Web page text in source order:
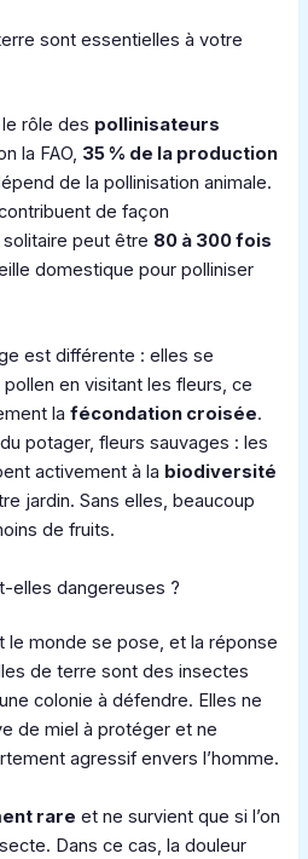
sont essentielles à votre
rôle des pollinisateurs
la FAO, 35 % de la production
de la pollinisation animale.
de façon
peut être 80 à 300 fois
domestique pour polliniser
est différente : elles se
en visitant les fleurs, ce
lafécondation croisée.
potager, fleurs sauvages : les
activement à la biodiversité
jardin. Sans elles, beaucoup
de fruits.
elles dangereuses ?
le monde se pose, et la réponse
de terre sont des insectes
colonie à défendre. Elles ne
de miel à protéger et ne
agressif envers l’homme.
rare et ne survient que si l’on
Dans ce cas, la douleur